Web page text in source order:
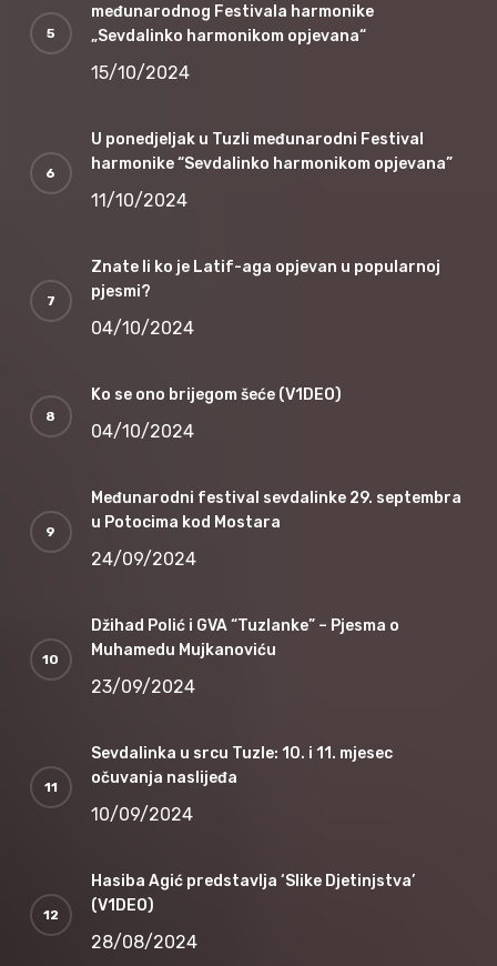
međunarodnog Festivala harmonike
„Sevdalinko harmonikom opjevana“
15/10/2024
U ponedjeljak u Tuzli međunarodni Festival
harmonike “Sevdalinko harmonikom opjevana”
11/10/2024
Znate li ko je Latif-aga opjevan u popularnoj
pjesmi?
04/10/2024
Ko se ono brijegom šeće (V1DEO)
04/10/2024
Međunarodni festival sevdalinke 29. septembra
u Potocima kod Mostara
24/09/2024
Džihad Polić i GVA “Tuzlanke” – Pjesma o
Muhamedu Mujkanoviću
23/09/2024
Sevdalinka u srcu Tuzle: 10. i 11. mjesec
očuvanja naslijeđa
10/09/2024
Hasiba Agić predstavlja ‘Slike Djetinjstva’
(V1DEO)
28/08/2024